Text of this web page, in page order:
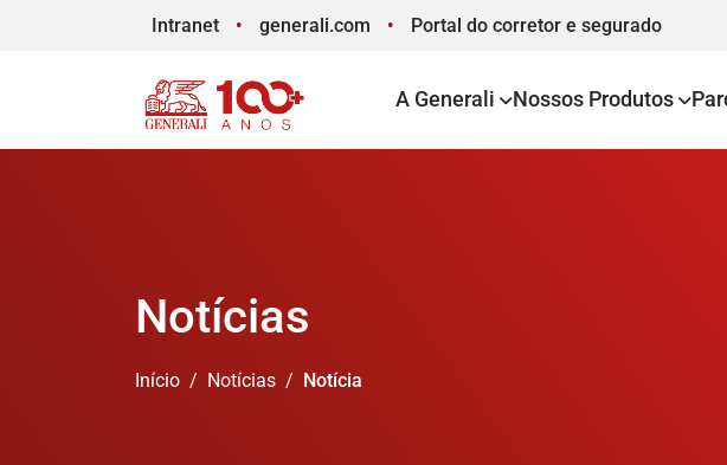
Intranet generali.com Portal do corretor e segurado
A Generali Nossos Produtos
Notícias
Início Notícias Notícia